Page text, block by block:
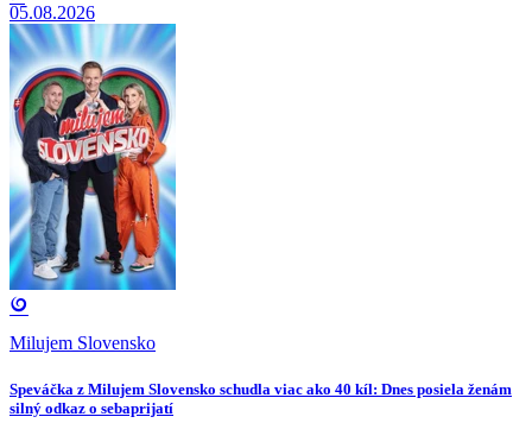
05.08.2026
Milujem Slovensko
Speváčka z Milujem Slovensko schudla viac ako 40 kíl: Dnes posiela ženám
silný odkaz o sebaprijatí